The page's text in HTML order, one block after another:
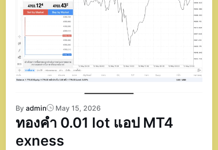
By admin May 15, 2026
ทองคำ 0.01 lot แอป MT4
exness